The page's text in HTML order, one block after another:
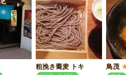
粗挽き蕎麦 トキ 鳥茂